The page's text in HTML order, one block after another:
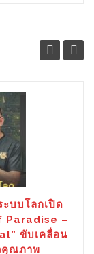
ะบบโลกเปิด
Paradise –
ขับเคลื่อน
คุณภาพ